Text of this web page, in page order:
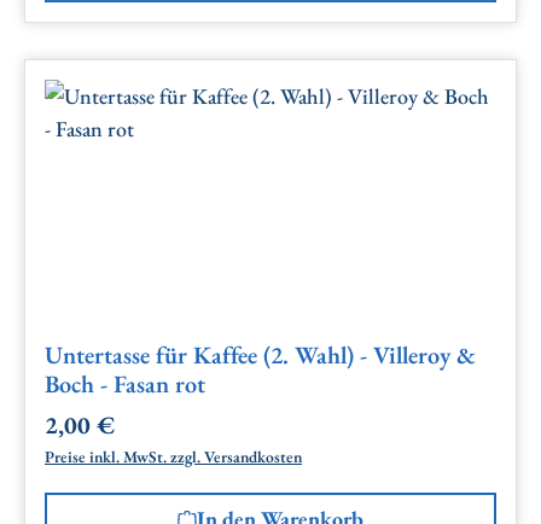
Untertasse für Kaffee (2. Wahl) - Villeroy &
Boch - Fasan rot
Regulärer Preis:
2,00 €
Preise inkl. MwSt. zzgl. Versandkosten